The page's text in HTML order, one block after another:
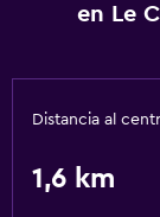
en Le
Distancia al
1,6 km